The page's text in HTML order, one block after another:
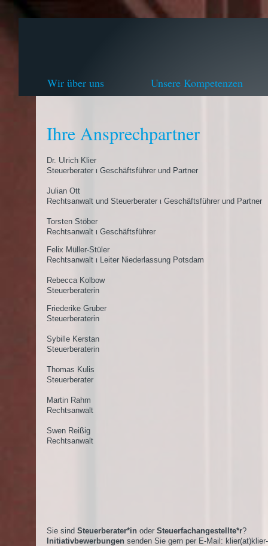
Wir über uns Unsere Kompetenzen
Ihre Ansprechpartner
Dr. Ulrich Klier
Steuerberater ι Geschäftsführer und Partner
Julian Ott
Rechtsanwalt und Steuerberater ι Geschäftsführer und Partner
Torsten Stöber
Rechtsanwalt ι Geschäftsführer
Felix Müller-Stüler
Rechtsanwalt ι Leiter Niederlassung Potsdam
Rebecca Kolbow
Steuerberaterin
Friederike Gruber
Steuerberaterin
Sybille Kerstan
Steuerberaterin
Thomas Kulis
Steuerberater
Martin Rahm
Rechtsanwalt
Swen Reißig
Rechtsanwalt
Sie sind Steuerberater*in oder Steuerfachangestellte*r?
Initiativbewerbungen senden Sie gern per E-Mail: